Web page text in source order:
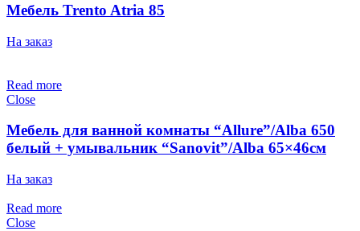
Мебель Trento Atria 85
На заказ
Read more
Close
Мебель для ванной комнаты “Allure”/Alba 650
белый + умывальник “Sanovit”/Alba 65×46см
На заказ
Read more
Close